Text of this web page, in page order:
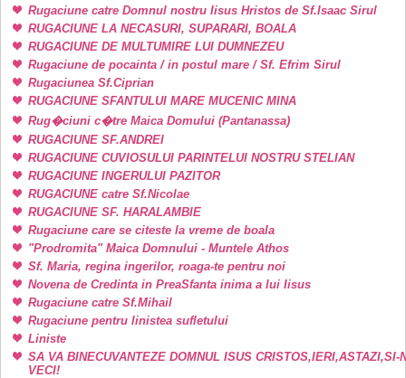
Rugaciune catre Domnul nostru Iisus Hristos de Sf.Isaac Sirul
RUGACIUNE LA NECASURI, SUPARARI, BOALA
RUGACIUNE DE MULTUMIRE LUI DUMNEZEU
Rugaciune de pocainta / in postul mare / Sf. Efrim Sirul
Rugaciunea Sf.Ciprian
RUGACIUNE SFANTULUI MARE MUCENIC MINA
Rug�ciuni c�tre Maica Domului (Pantanassa)
RUGACIUNE SF.ANDREI
RUGACIUNE CUVIOSULUI PARINTELUI NOSTRU STELIAN
RUGACIUNE INGERULUI PAZITOR
RUGACIUNE catre Sf.Nicolae
RUGACIUNE SF. HARALAMBIE
Rugaciune care se citeste la vreme de boala
"Prodromita" Maica Domnului - Muntele Athos
Sf. Maria, regina ingerilor, roaga-te pentru noi
Novena de Credinta in PreaSfanta inima a lui Iisus
Rugaciune catre Sf.Mihail
Rugaciune pentru linistea sufletului
Liniste
SA VA BINECUVANTEZE DOMNUL ISUS CRISTOS,IERI,ASTAZI,SI-
VECI!